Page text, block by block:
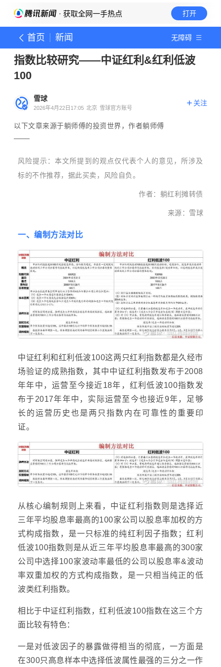
· 获取全网一手热点 打开
首页 新闻 无障碍
指数比较研究——中证红利&红利低波
100
雪球
2026年4月22日17:05 北京 雪球官方账号
关注
以下文章来源于躺师傅的投资世界，作者躺师傅
风险提示：本文所提到的观点仅代表个人的意见，所涉及
标的不作推荐，据此买卖，风险自负。
作者： 躺红利摊转债
来源：雪球
一、编制方法对比
中证红利和红利低波100这两只红利指数都是久经市
场验证的成熟指数，其中中证红利指数发布于2008
年年中，运营至今接近18年，红利低波100指数发
布于2017年年中，实际运营至今也接近9年，足够
长的运营历史也是两只指数内在可靠性的重要印
证。
从核心编制规则上来看，中证红利指数则是选择近
三年平均股息率最高的100家公司以股息率加权的方
式构成指数，是一只标准的纯红利因子指数；红利
低波100指数则是从近三年平均股息率最高的300家
公司中选择100家波动率最低的公司以股息率&波动
率双重加权的方式构成指数，是一只相当纯正的低
波类红利指数。
相比于中证红利指数，红利低波100指数在这三个方
面比较有特色：
一是对低波因子的暴露做得相当的彻底，一方面是
在300只高息样本中选择低波属性最强的三分之一作